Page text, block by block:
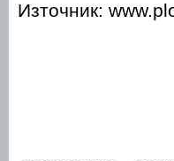
Източник: